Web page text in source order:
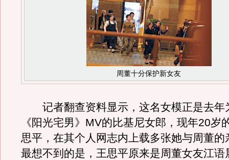
周董十分保护新女友
记者翻查资料显示，这名女模正是去年
《阳光宅男》MV的比基尼女郎，现年20岁
思平，在其个人网志内上载多张她与周董的
最想不到的是，王思平原来是周董女友江语